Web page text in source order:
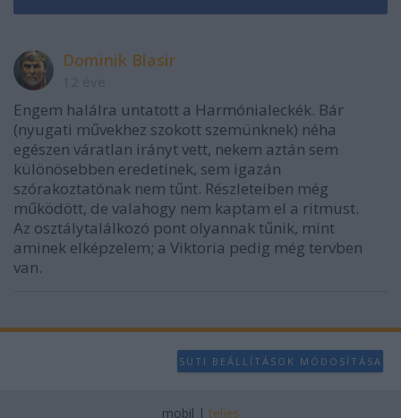
Dominik Blasir
Engem halálra untatott a Harmónialeckék. Bár
(nyugati művekhez szokott szemünknek) néha
egészen váratlan irányt vett, nekem aztán sem
különösebben eredetinek, sem igazán
szórakoztatónak nem tűnt. Részleteiben még
működött, de valahogy nem kaptam el a ritmust.
Az osztálytalálkozó pont olyannak tűnik, mint
aminek elképzelem; a Viktoria pedig még tervben
van.
SÜTI BEÁLLÍTÁSOK MÓDOSÍTÁSA
mobil | teljes